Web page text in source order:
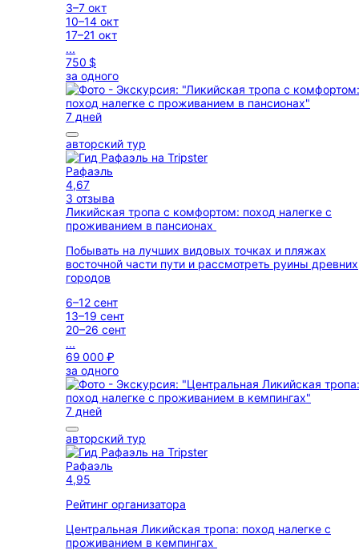
3–7 окт
10–14 окт
17–21 окт
...
750 $
за одного
7 дней
авторский тур
Рафаэль
4,67
3 отзыва
Ликийская тропа с комфортом: поход налегке с
проживанием в пансионах
Побывать на лучших видовых точках и пляжах
восточной части пути и рассмотреть руины древних
городов
6–12 сент
13–19 сент
20–26 сент
...
69 000 ₽
за одного
7 дней
авторский тур
Рафаэль
4,95
Рейтинг организатора
Центральная Ликийская тропа: поход налегке с
проживанием в кемпингах